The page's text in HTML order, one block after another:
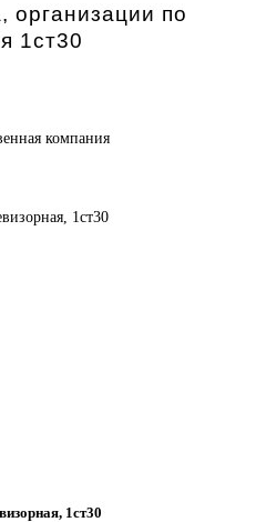
организации по
1ст30
компания
1ст30
1ст30